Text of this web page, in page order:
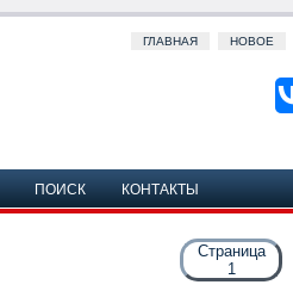
ГЛАВНАЯ НОВОЕ
ПОИСК КОНТАКТЫ
Страница
1